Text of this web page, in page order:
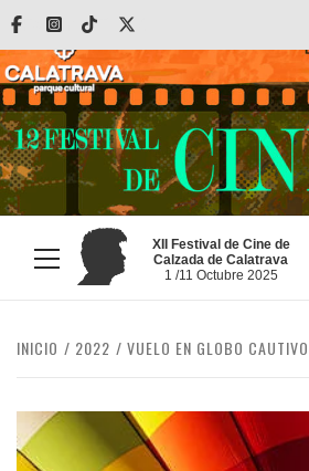
Saltar
contenido
FacebookInstagram
Tiktok
Menú
principal
XII Festival de Cine de
Calzada de Calatrava
1 /11 Octubre 2025
INICIO 2022 VUELO EN GLOBO CAUTIVO